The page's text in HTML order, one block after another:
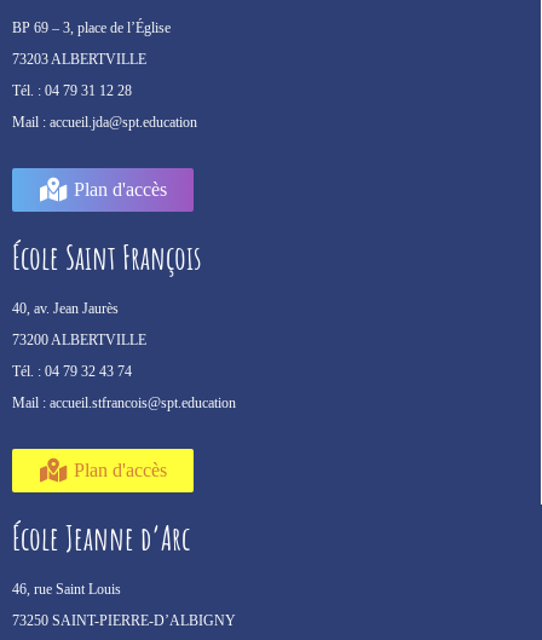
BP 69 – 3, place de l’Église
73203 ALBERTVILLE
Tél. : 04 79 31 12 28
Mail : accueil.jda@spt.education
Plan d'accès
École Saint François
40, av. Jean Jaurès
73200 ALBERTVILLE
Tél. : 04 79 32 43 74
Mail : accueil.stfrancois@spt.education
Plan d'accès
École Jeanne d’Arc
46, rue Saint Louis
73250 SAINT-PIERRE-D’ALBIGNY